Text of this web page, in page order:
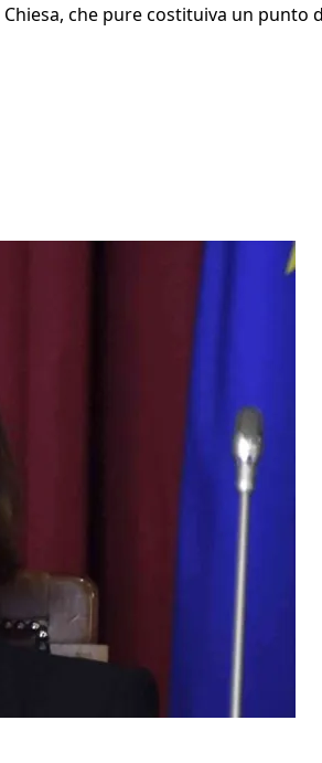
che pure costituiva un